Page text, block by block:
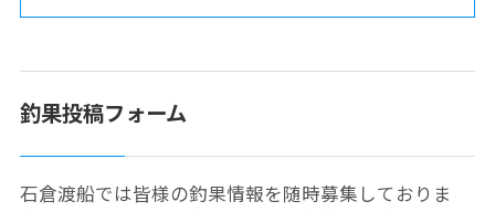
釣果投稿フォーム
石倉渡船では皆様の釣果情報を随時募集しておりま